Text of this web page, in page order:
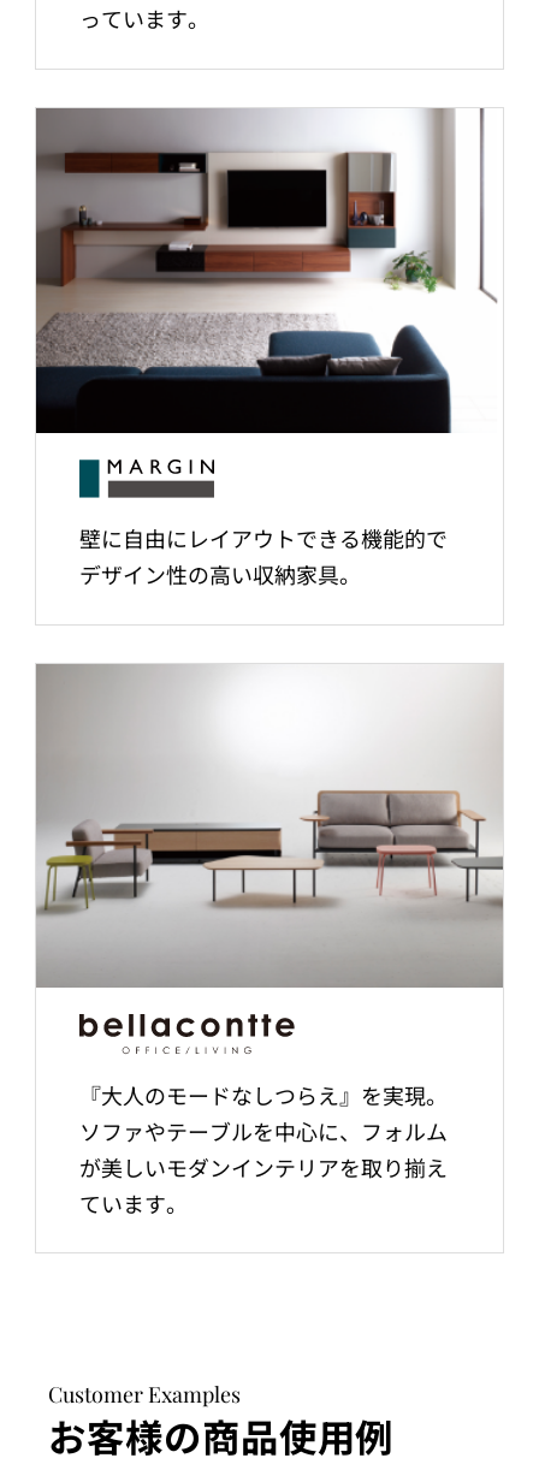
っています。
壁に自由にレイアウトできる機能的で
デザイン性の高い収納家具。
『大人のモードなしつらえ』を実現。
ソファやテーブルを中心に、フォルム
が美しいモダンインテリアを取り揃え
ています。
Customer Examples
お客様の商品使用例